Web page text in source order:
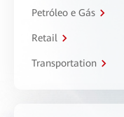
Petróleo e Gás
Retail
Transportation